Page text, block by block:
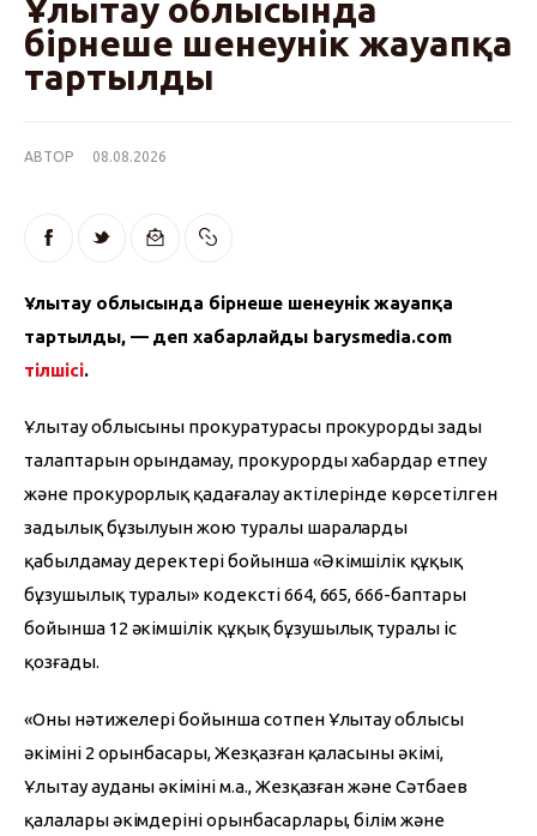
Ұлытау облысында
бірнеше шенеунік жауапқа
тартылды
АВТОР 08.08.2026
Ұлытау облысында бірнеше шенеунік жауапқа
тартылды, — деп хабарлайды barysmedia.com
тілшісі.
Ұлытау облысының прокуратурасы прокурордың заңды
талаптарын орындамау, прокурорды хабардар етпеу
және прокурорлық қадағалау актілерінде көрсетілген
заңдылық бұзылуын жою туралы шараларды
қабылдамау деректері бойынша «Әкімшілік құқық
бұзушылық туралы» кодекстің 664, 665, 666-баптары
бойынша 12 әкімшілік құқық бұзушылық туралы іс
қозғады.
«Оның нәтижелері бойынша сотпен Ұлытау облысы
әкімінің 2 орынбасары, Жезқазған қаласының әкімі,
Ұлытау ауданы әкімінің м.а., Жезқазған және Сәтбаев
қалалары әкімдерінің орынбасарлары, білім және